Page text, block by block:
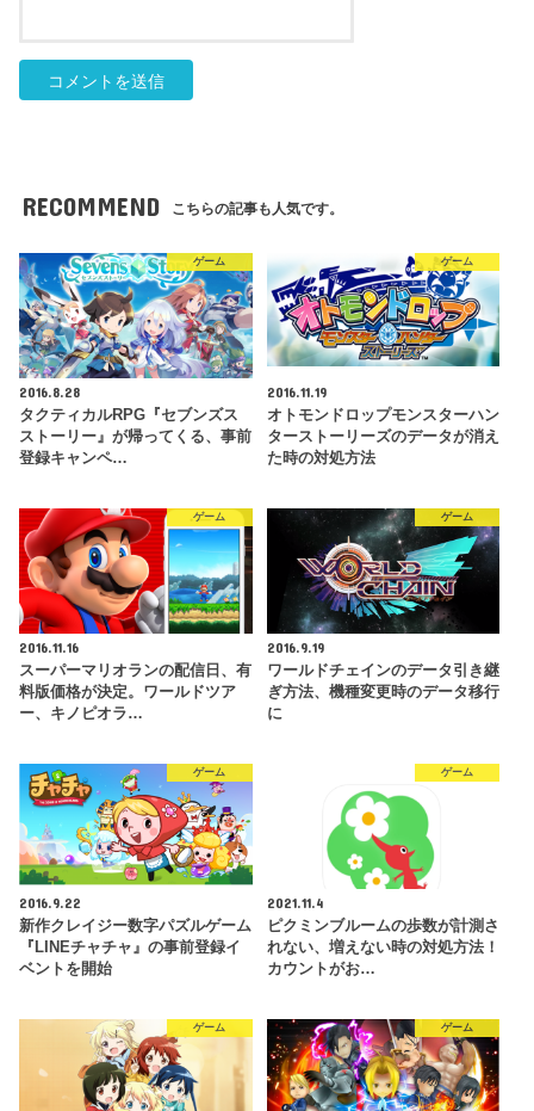
RECOMMEND こちらの記事も人気です。
ゲーム
2016.8.28
タクティカルRPG『セブンズス
ストーリー』が帰ってくる、事前
登録キャンペ…
ゲーム
2016.11.19
オトモンドロップモンスターハン
ターストーリーズのデータが消え
た時の対処方法
ゲーム
2016.11.16
スーパーマリオランの配信日、有
料版価格が決定。ワールドツア
ー、キノピオラ…
ゲーム
2016.9.19
ワールドチェインのデータ引き継
ぎ方法、機種変更時のデータ移行
に
ゲーム
2016.9.22
新作クレイジー数字パズルゲーム
『LINEチャチャ』の事前登録イ
ベントを開始
ゲーム
2021.11.4
ピクミンブルームの歩数が計測さ
れない、増えない時の対処方法！
カウントがお…
ゲーム ゲーム